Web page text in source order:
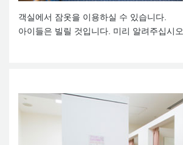
객실에서 잠옷을 이용하실 수 있습니다.
아이들은 빌릴 것입니다. 미리 알려주십시오.